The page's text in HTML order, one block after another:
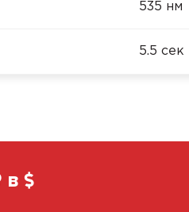
535 нм
5.5 сек
в